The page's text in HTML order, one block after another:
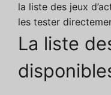
la liste des jeux
les tester
La liste